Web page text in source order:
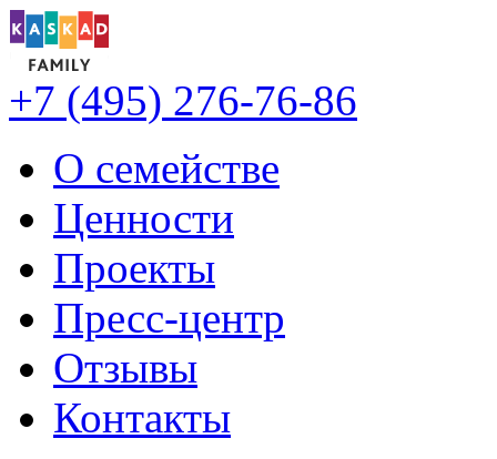
+7 (495) 276-76-86
О семействе
Ценности
Проекты
Пресс-центр
Отзывы
Контакты